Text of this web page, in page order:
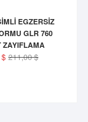
EGZERSİZ
GLR 760
ZAYIFLAMA
211,00$Orijinal
$
Şu